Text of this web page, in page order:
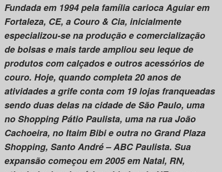
Fundada em 1994 pela família carioca Aguiar em
Fortaleza, CE, a Couro & Cia, inicialmente
especializou-se na produção e comercialização
de bolsas e mais tarde ampliou seu leque de
produtos com calçados e outros acessórios de
couro. Hoje, quando completa 20 anos de
atividades a grife conta com 19 lojas franqueadas
sendo duas delas na cidade de São Paulo, uma
no Shopping Pátio Paulista, uma na rua João
Cachoeira, no Itaim Bibi e outra no Grand Plaza
Shopping, Santo André – ABC Paulista. Sua
expansão começou em 2005 em Natal, RN,